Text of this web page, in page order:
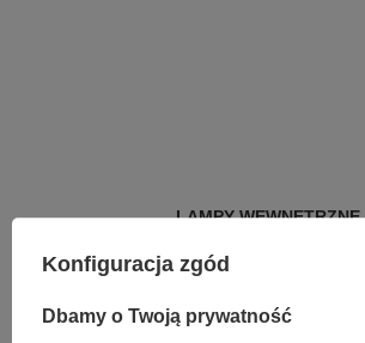
LAMPY WEWNĘTRZNE
ŻYRANDOLE
ŻYRANDOLE
Konfiguracja zgód
Dbamy o Twoją prywatność